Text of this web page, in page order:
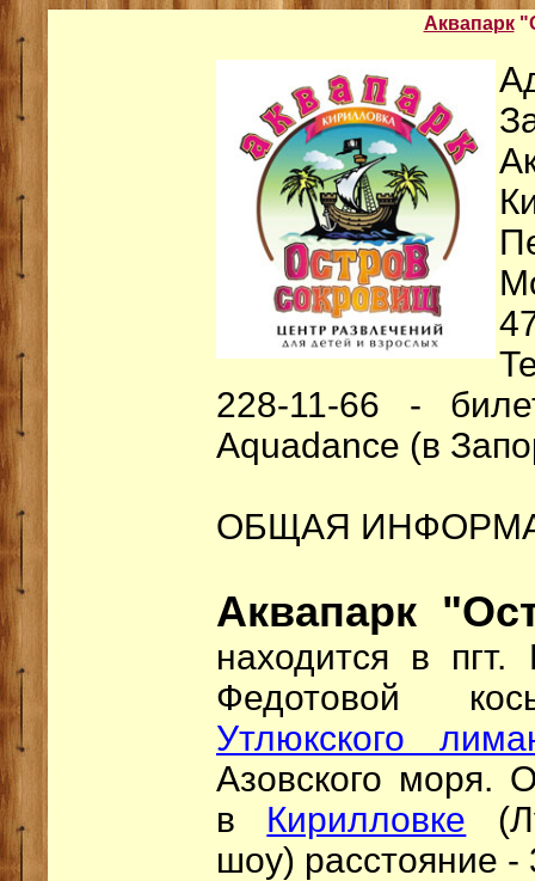
Аквапарк
228-11-66 -
Aquadance (в
ОБЩАЯ
Аквапарк
находится в
Федотовой
Утлюкского
Азовского моря.
в Кирилловке
шоу) расстояние